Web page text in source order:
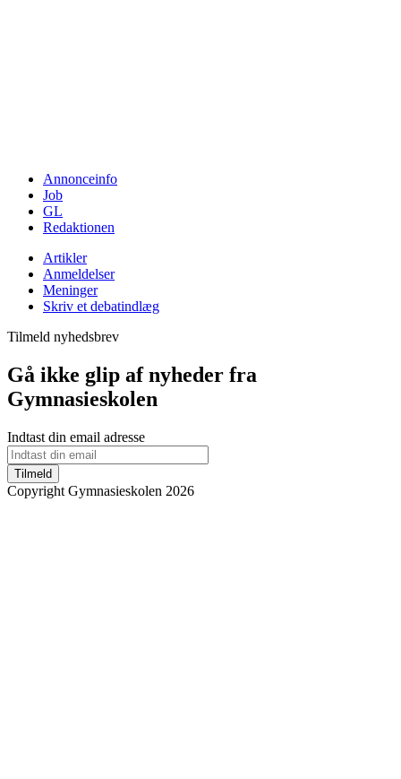
Annonceinfo
Job
GL
Redaktionen
Artikler
Anmeldelser
Meninger
Skriv et debatindlæg
Tilmeld nyhedsbrev
Gå ikke glip af nyheder fra
Gymnasieskolen
Indtast din email adresse
Tilmeld
Copyright Gymnasieskolen 2026